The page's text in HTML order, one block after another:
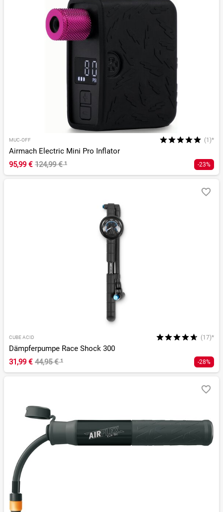
MUC-OFF (1)*
Airmach Electric Mini Pro Inflator
95,99 € 124,99 €¹ -23%
CUBE ACID (17)*
Dämpferpumpe Race Shock 300
31,99 € 44,95 €¹ -28%